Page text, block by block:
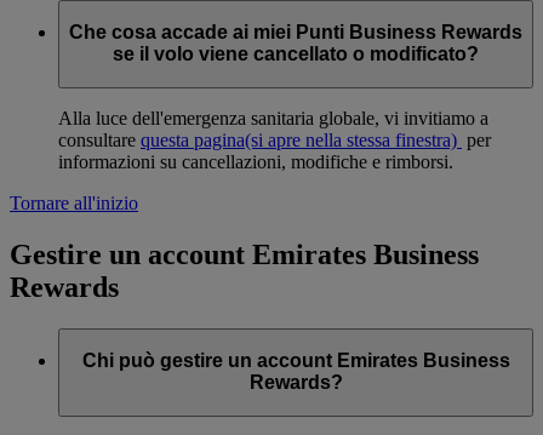
Che cosa accade ai miei Punti Business Rewards
se il volo viene cancellato o modificato?
Alla luce dell'emergenza sanitaria globale, vi invitiamo a
consultare questa pagina(si apre nella stessa finestra) per
informazioni su cancellazioni, modifiche e rimborsi.
Tornare all'inizio
Gestire un account Emirates Business
Rewards
Chi può gestire un account Emirates Business
Rewards?